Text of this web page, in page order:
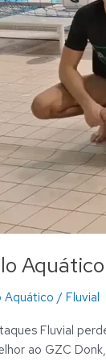
Aquático / Fluvial
Fluvial
ao GZC